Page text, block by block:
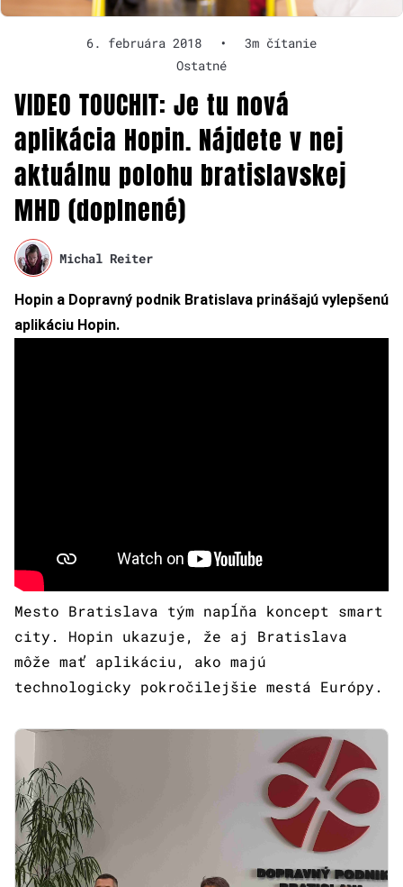
6. februára 2018 •
3m čítanie
Ostatné
VIDEO TOUCHIT: Je tu nová
aplikácia Hopin. Nájdete v nej
aktuálnu polohu bratislavskej
MHD (doplnené)
Michal Reiter
Hopin a Dopravný podnik Bratislava prinášajú vylepšenú
aplikáciu Hopin.
Mesto Bratislava tým napĺňa koncept smart
city. Hopin ukazuje, že aj Bratislava
môže mať aplikáciu, ako majú
technologicky pokročilejšie mestá Európy.